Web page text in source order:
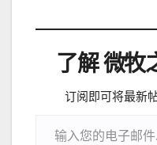
了解 微牧
订阅即可将最新